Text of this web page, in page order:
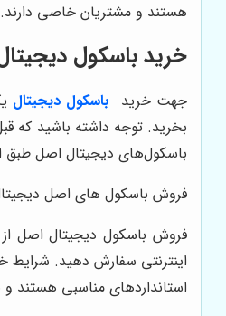
هستند و مشتریان خاصی دارند.
خرید باسکول
جهت خرید باسکول دیجیتال
بخرید. توجه داشته باشید که
باسکول‌های دیجیتال اصل
فروش باسکول های اصل
فروش باسکول دیجیتال اصل
اینترنتی سفارش دهید. شرایط
استانداردهای مناسبی هستند و